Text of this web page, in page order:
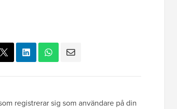
registrerar sig som användare på din